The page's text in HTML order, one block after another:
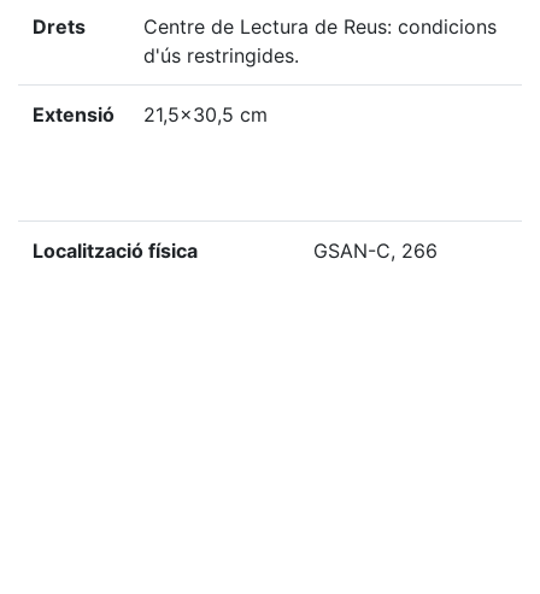
Drets
Centre de Lectura de Reus: condicions
d'ús restringides.
Extensió 21,5x30,5 cm
Localització física GSAN-C, 266